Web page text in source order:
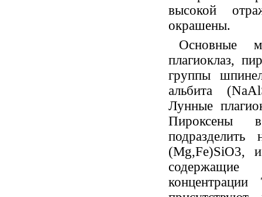
высокой
окрашены.
Основные
плагиоклаз,
группы
альбита
Лунные
Пироксены
(Mg,Fe)SiO3,
содержащие